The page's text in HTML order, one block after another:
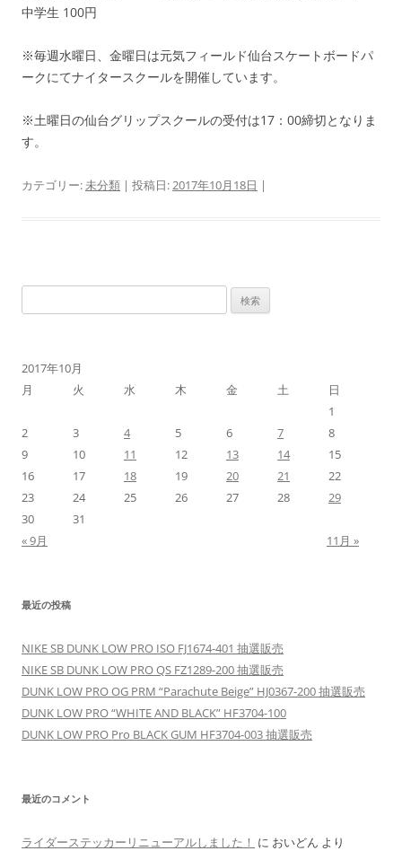
中学生 100円
※毎週水曜日、金曜日は元気フィールド仙台スケートボードパ
ークにてナイタースクールを開催しています。
※土曜日の仙台グリップスクールの受付は17：00締切となりま
す。
カテゴリー:未分類 | 投稿日:2017年10月18日 |
索:
2017年10月
月
火 水 木 金 土
日
1
2
3 4 5 6 7
8
9
10 11 12 13 14
15
16
17 18 19 20 21
22
23
24 25 26 27 28
29
30
31
« 9月
11月 »
最近の投稿
NIKE SB DUNK LOW PRO ISO FJ1674-401 抽選販売
NIKE SB DUNK LOW PRO QS FZ1289-200 抽選販売
DUNK LOW PRO OG PRM “Parachute Beige” HJ0367-200 抽選販売
DUNK LOW PRO “WHITE AND BLACK” HF3704-100
DUNK LOW PRO Pro BLACK GUM HF3704-003 抽選販売
最近のコメント
ライダーステッカーリニューアルしました！ に おいどん より